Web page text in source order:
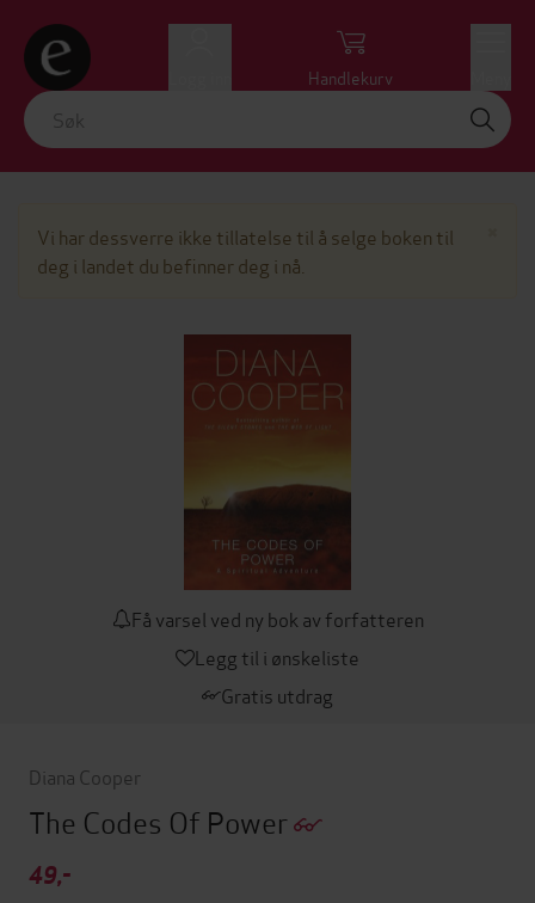
Handlekurv
Vi har dessverre ikke tillatelse til å selge boken til
deg i landet du befinner deg i nå.
Få varsel ved ny bok av forfatteren
Legg til i ønskeliste
Gratis utdrag
Diana Cooper
The Codes Of Power
49,-